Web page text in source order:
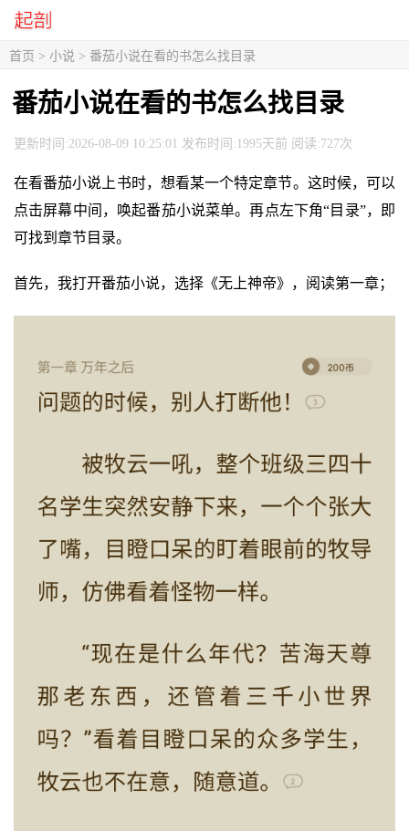
首页 > 小说 > 番茄小说在看的书怎么找目录
番茄小说在看的书怎么找目录
更新时间:2026-08-09 10:25:01 发布时间:1995天前 阅读:727次
在看番茄小说上书时，想看某一个特定章节。这时候，可以
点击屏幕中间，唤起番茄小说菜单。再点左下角“目录”，即
可找到章节目录。
首先，我打开番茄小说，选择《无上神帝》，阅读第一章；